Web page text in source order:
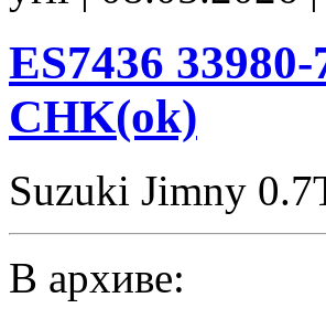
00002
Stage1
E2
ES7436
CHK(ok)
Suzuki Jimny
В архиве: